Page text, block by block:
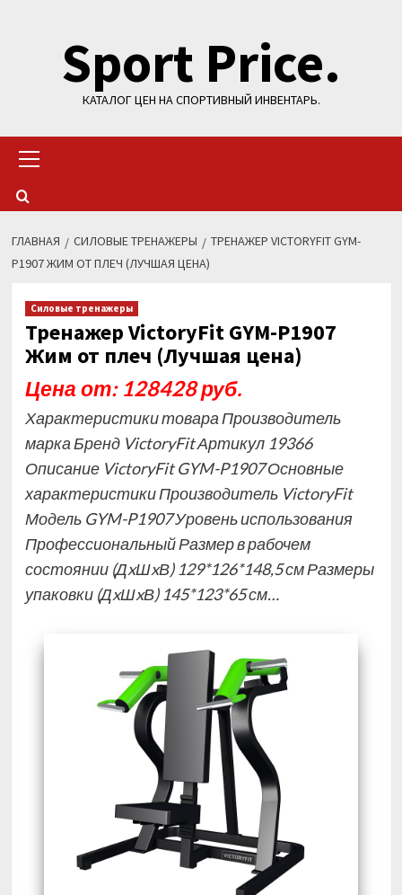
содержимомуSport Price.
КАТАЛОГ ЦЕН НА СПОРТИВНЫЙ ИНВЕНТАРЬ.
меню
ГЛАВНАЯ СИЛОВЫЕ ТРЕНАЖЕРЫ
ТРЕНАЖЕР VICTORYFIT GYM-
P1907 ЖИМ ОТ ПЛЕЧ (ЛУЧШАЯ ЦЕНА)
Силовые тренажеры
Тренажер VictoryFit GYM-P1907
Жим от плеч (Лучшая цена)
Цена от: 128428 руб.
Характеристики товара Производитель
марка Бренд VictoryFit Артикул 19366
Описание VictoryFit GYM-P1907 Основные
характеристики Производитель VictoryFit
Модель GYM-P1907 Уровень использования
Профессиональный Размер в рабочем
состоянии (ДxШxВ) 129*126*148,5 см Размеры
упаковки (ДxШxВ) 145*123*65 см…